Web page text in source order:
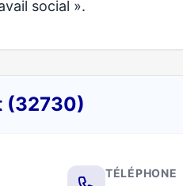
social ».
(32730)
TÉLÉPHONE